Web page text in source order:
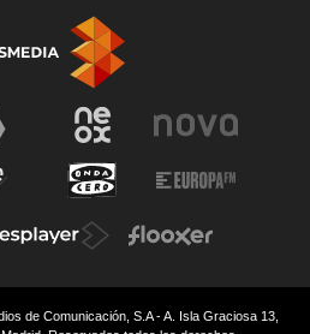
de Comunicación, S.A - A. Isla Graciosa 13,